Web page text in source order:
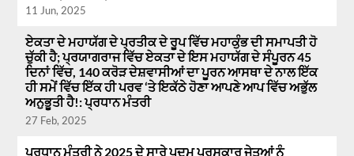
11 Jun, 2025
ਏਕਤਾ ਦੇ ਮਹਾਯੱਗ ਦੇ ਪ੍ਰਤੀਕ ਦੇ ਰੂਪ ਵਿੱਚ ਮਹਾਕੁੰਭ ਦੀ ਸਮਾਪਤੀ ਹੋ
ਚੁੱਕੀ ਹੈ; ਪ੍ਰਯਾਗਰਾਜ ਵਿੱਚ ਏਕਤਾ ਦੇ ਇਸ ਮਹਾਯੱਗ ਦੇ ਸੰਪੂਰਨ 45
ਦਿਨਾਂ ਵਿੱਚ, 140 ਕਰੋੜ ਦੇਸ਼ਵਾਸੀਆਂ ਦਾ ਪੂਰਨ ਆਸਥਾ ਦੇ ਨਾਲ ਇੱਕ
ਹੀ ਸਮੇਂ ਵਿੱਚ ਇੱਕ ਹੀ ਪਰਵ ‘ਤੇ ਇਕੱਠੇ ਹੋਣਾ ਆਪਣੇ ਆਪ ਵਿੱਚ ਅਭੁੱਲ
ਅਨੁਭੂਤੀ ਹੈ!: ਪ੍ਰਧਾਨ ਮੰਤਰੀ
27 Feb, 2025
ਪ੍ਰਧਾਨ ਮੰਤਰੀ ਨੇ 2025 ਦੇ ਸਾਰੇ ਪਦਮ ਪੁਰਸਕਾਰ ਜੇਤੂਆਂ ਨੂੰ